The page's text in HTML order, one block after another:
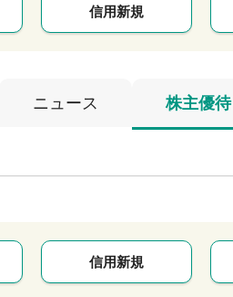
信用新規
ニュース 株主優待
信用新規